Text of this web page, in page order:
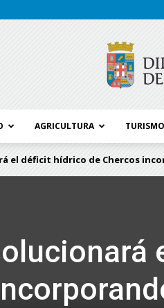
AGRICULTURA TURISMO
el déficit hídrico de Chercos